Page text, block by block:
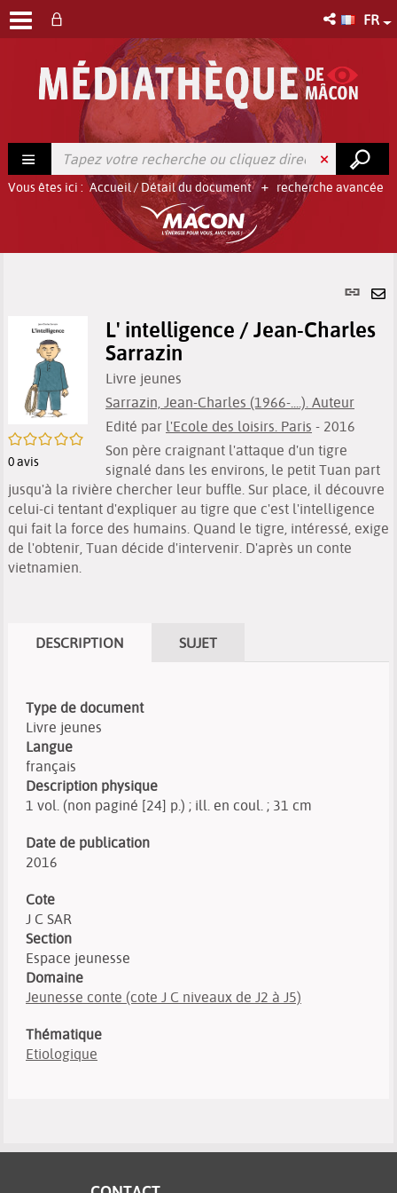
FR
recherche avancée
Vous êtes ici : Accueil/ Détail du document
Lien
/5
0avis
L' intelligence / Jean-Charles
Sarrazin
Livre jeunes
Sarrazin, Jean-Charles (1966-....). Auteur
Edité par l'Ecole des loisirs. Paris - 2016
Son père craignant l'attaque d'un tigre
signalé dans les environs, le petit Tuan part
jusqu'à la rivière chercher leur buffle. Sur place, il découvre
celui-ci tentant d'expliquer au tigre que c'est l'intelligence
qui fait la force des humains. Quand le tigre, intéressé, exige
de l'obtenir, Tuan décide d'intervenir. D'après un conte
vietnamien.
DESCRIPTION SUJET
Type de document
Livre jeunes
Langue
français
Description physique
1 vol. (non paginé [24] p.) ; ill. en coul. ; 31 cm
Date de publication
2016
Cote
J C SAR
Section
Espace jeunesse
Domaine
Jeunesse conte (cote J C niveaux de J2 à J5)
Thématique
Etiologique